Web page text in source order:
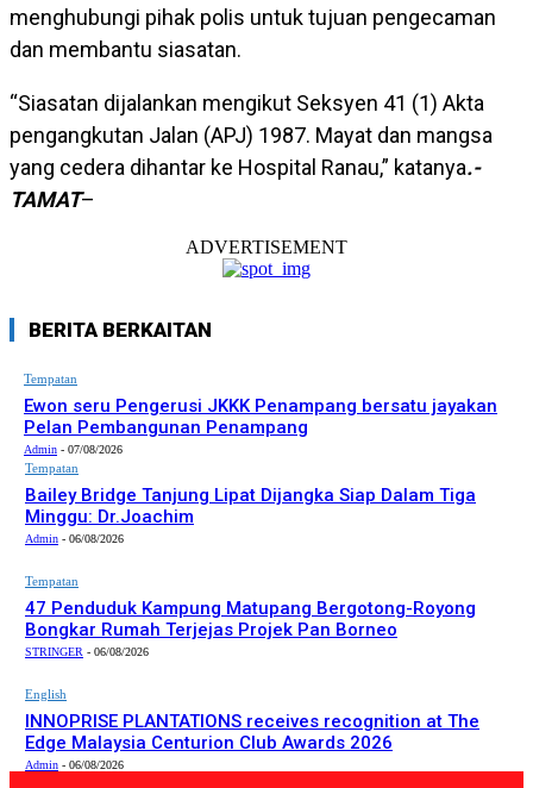
menghubungi pihak polis untuk tujuan pengecaman
dan membantu siasatan.
“Siasatan dijalankan mengikut Seksyen 41 (1) Akta
pengangkutan Jalan (APJ) 1987. Mayat dan mangsa
yang cedera dihantar ke Hospital Ranau,” katanya.-
TAMAT–
ADVERTISEMENT
BERITA BERKAITAN
Tempatan
Ewon seru Pengerusi JKKK Penampang bersatu jayakan
Pelan Pembangunan Penampang
Admin - 07/08/2026
Tempatan
Bailey Bridge Tanjung Lipat Dijangka Siap Dalam Tiga
Minggu: Dr.Joachim
Admin - 06/08/2026
Tempatan
47 Penduduk Kampung Matupang Bergotong-Royong
Bongkar Rumah Terjejas Projek Pan Borneo
STRINGER - 06/08/2026
English
INNOPRISE PLANTATIONS receives recognition at The
Edge Malaysia Centurion Club Awards 2026
Admin - 06/08/2026